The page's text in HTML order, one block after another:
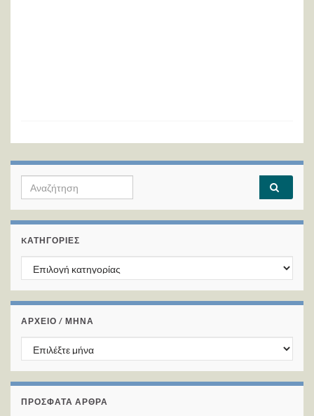
Search for:
KΑΤΗΓΟΡΊΕΣ
Kατηγορίες
ΑΡΧΕΙΟ / ΜΗΝΑ
ΑΡΧΕΙΟ / ΜΗΝΑ
ΠΡΌΣΦΑΤΑ ΆΡΘΡΑ